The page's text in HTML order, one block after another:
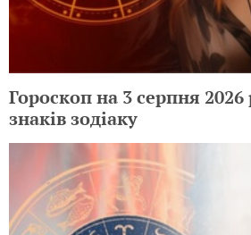
Гороскоп на 3 серпня 2026
знаків зодіаку